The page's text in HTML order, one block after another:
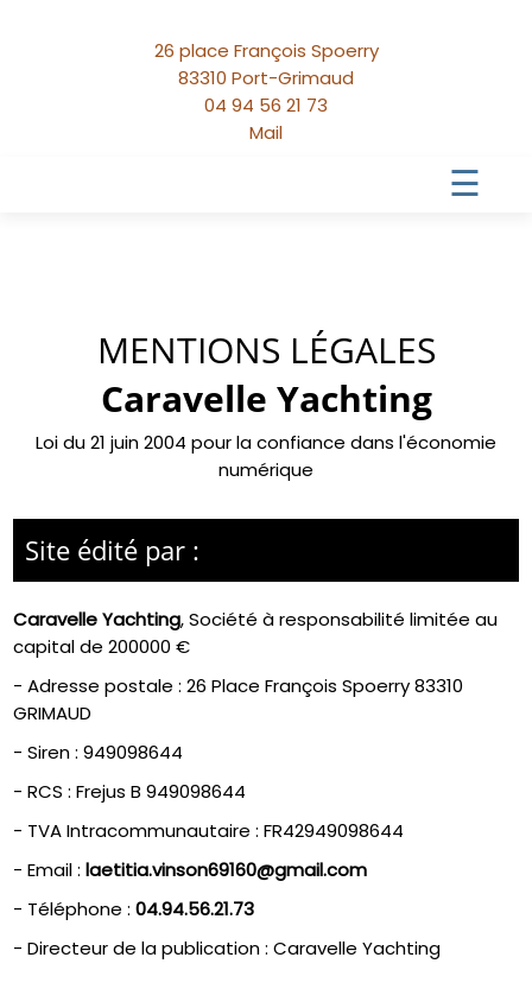
26 place François Spoerry
83310 Port-Grimaud
04 94 56 21 73
Mail
☰
MENTIONS LÉGALES
Caravelle Yachting
Loi du 21 juin 2004 pour la confiance dans l'économie
numérique
Site édité par :
Caravelle Yachting,Société à responsabilité limitée au
capital de 200000 €
- Adresse postale :26 Place François Spoerry 83310
GRIMAUD
- Siren :949098644
- RCS :Frejus B 949098644
- TVA Intracommunautaire :FR42949098644
- Email :laetitia.vinson69160@gmail.com
- Téléphone :04.94.56.21.73
- Directeur de la publication : Caravelle Yachting